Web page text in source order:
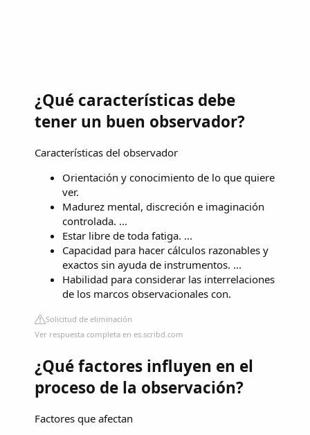
¿Qué características debe
tener un buen observador?
Características del observador
Orientación y conocimiento de lo que quiere
ver.
Madurez mental, discreción e imaginación
controlada. ...
Estar libre de toda fatiga. ...
Capacidad para hacer cálculos razonables y
exactos sin ayuda de instrumentos. ...
Habilidad para considerar las interrelaciones
de los marcos observacionales con.
Solicitud de eliminación
Ver respuesta completa en es.scribd.com
¿Qué factores influyen en el
proceso de la observación?
Factores que afectan